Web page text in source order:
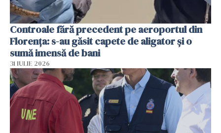
Controale fără precedent pe aeroportul din
Florența: s-au găsit capete de aligator și o
sumă imensă de bani
31 IULIE 2026